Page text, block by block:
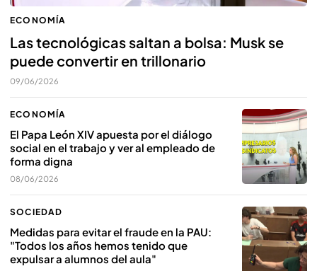
ECONOMÍA
Las tecnológicas saltan a bolsa: Musk se
puede convertir en trillonario
09/06/2026
ECONOMÍA
El Papa León XIV apuesta por el diálogo
social en el trabajo y ver al empleado de
forma digna
08/06/2026
SOCIEDAD
Medidas para evitar el fraude en la PAU:
"Todos los años hemos tenido que
expulsar a alumnos del aula"